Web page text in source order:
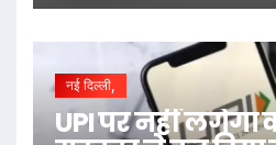
नई दिल्ली,
UPI पर नहीं लगेगा